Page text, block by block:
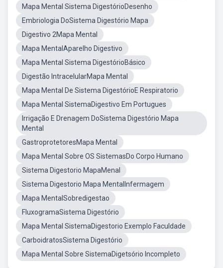
Mapa Mental Sistema DigestórioDesenho
Embriologia DoSistema Digestório Mapa
Digestivo 2Mapa Mental
Mapa MentalAparelho Digestivo
Mapa Mental Sistema DigestórioBásico
Digestão IntracelularMapa Mental
Mapa Mental De Sistema DigestórioE Respiratorio
Mapa Mental SistemaDigestivo Em Portugues
Irrigação E Drenagem DoSistema Digestório Mapa
Mental
GastroprotetoresMapa Mental
Mapa Mental Sobre OS SistemasDo Corpo Humano
Sistema Digestorio MapaMenal
Sistema Digestorio Mapa MentalInfermagem
Mapa MentalSobredigestao
FluxogramaSistema Digestório
Mapa Mental SistemaDigestorio Exemplo Faculdade
CarboidratosSistema Digestório
Mapa Mental Sobre SistemaDigetsório Incompleto